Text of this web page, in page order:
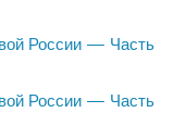
России — Часть
России — Часть